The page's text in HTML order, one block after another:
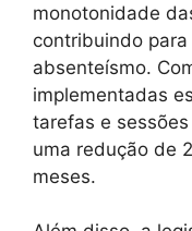
monotonidade
contribuindo
absenteísmo.
implementadas
tarefas e
uma redução de
meses.